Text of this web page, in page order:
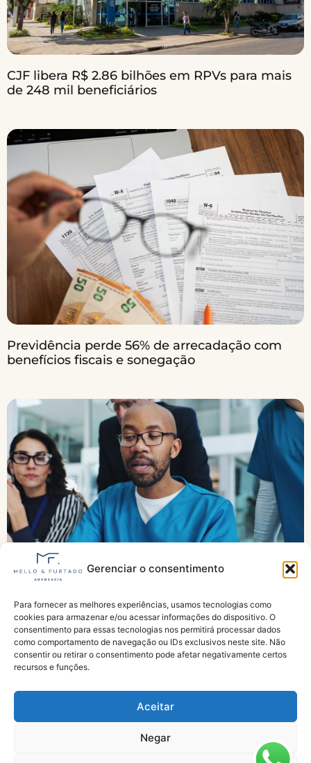
Gerenciar o consentimento
Para fornecer as melhores experiências, usamos tecnologias como
cookies para armazenar e/ou acessar informações do dispositivo. O
consentimento para essas tecnologias nos permitirá processar dados
como comportamento de navegação ou IDs exclusivos neste site. Não
consentir ou retirar o consentimento pode afetar negativamente certos
recursos e funções.
Aceitar
Negar
CJF libera R$ 2.86 bilhões em RPVs para mais
de 248 mil beneficiários
Previdência perde 56% de arrecadação com
benefícios fiscais e sonegação
Agentes de saúde pedem urgência para
aposentadoria especial